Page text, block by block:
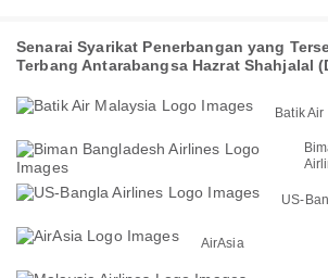
Senarai Syarikat Penerbangan yang
Terbang Antarabangsa Hazrat Shahjalal
Batik
US-
AirAsia